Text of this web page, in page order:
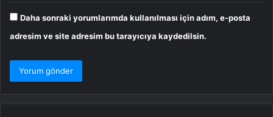
Daha sonraki yorumlarımda kullanılması için adım, e-posta
adresim ve site adresim bu tarayıcıya kaydedilsin.